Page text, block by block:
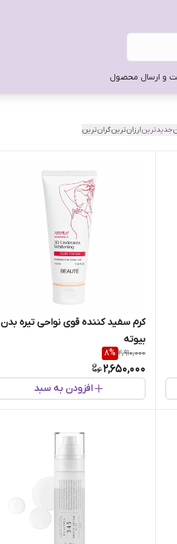
و ارسال محصول
جدیدترینارزان‌ترینگران‌ترین
کرم سفید کننده قوی نواحی تیره بدن
بیوته
2,910,000
8%
2,650,000
افزودن به سبد